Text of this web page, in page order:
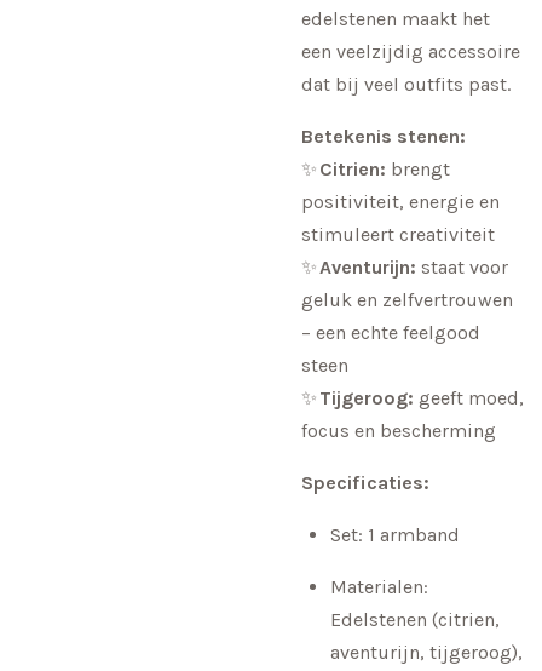
edelstenen maakt het
een veelzijdig accessoire
dat bij veel outfits past.
Betekenis stenen:
✨ Citrien: brengt
positiviteit, energie en
stimuleert creativiteit
✨Aventurijn: staat voor
geluk en zelfvertrouwen
– een echte feelgood
steen
✨ Tijgeroog: geeft moed,
focus en bescherming
Specificaties:
Set: 1 armband
Materialen:
Edelstenen (citrien,
aventurijn, tijgeroog),